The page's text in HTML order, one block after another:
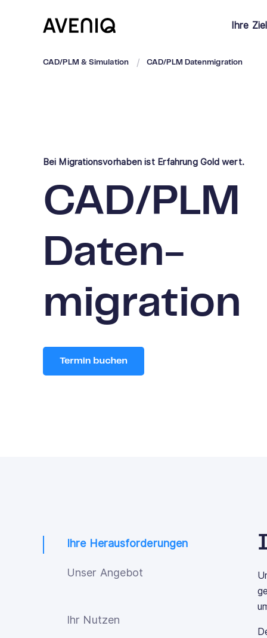
Ihre
CAD/PLM & Simulation CAD/PLM Datenmigration
Bei Migrationsvorhaben ist Erfahrung Gold wert.
CAD/PLM
Daten-
migration
Ihre Herausforderungen
Unser Angebot
Ihr Nutzen